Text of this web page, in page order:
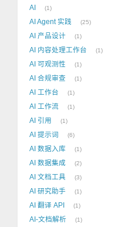
AI 1
AI Agent 实践 25
AI 产品设计 1
AI 内容处理工作台 1
AI 可观测性 1
AI 合规审查 1
AI 工作台 1
AI 工作流 1
AI 引用 1
AI 提示词 6
AI 数据入库 1
AI 数据集成 2
AI 文档工具 3
AI 研究助手 1
AI 翻译 API 1
AI-文档解析 1